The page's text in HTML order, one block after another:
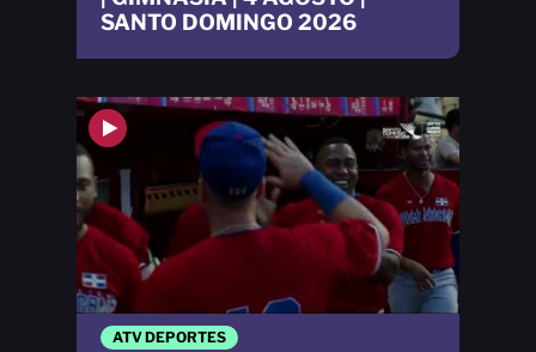
ATV DEPORTES
SANTO DOMINGO 2026